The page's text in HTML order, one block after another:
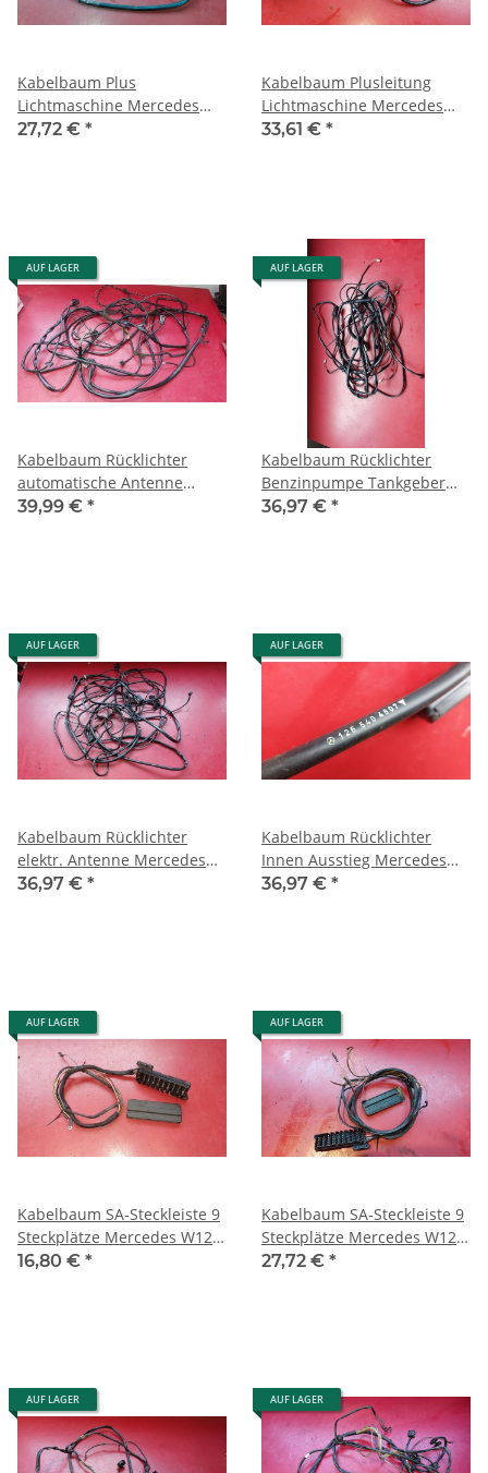
Kabelbaum Plus
Lichtmaschine Mercedes
W126 260 300 SE SEL
27,72 € *
Kabelbaum Plusleitung
Lichtmaschine Mercedes
W126 280 S SE SEL
33,61 € *
AUF LAGER
Kabelbaum Rücklichter
automatische Antenne
Mercedes W126 SE SEL
39,99 € *
AUF LAGER
Kabelbaum Rücklichter
Benzinpumpe Tankgeber
Antenne Mercedes W126
36,97 € *
AUF LAGER
Kabelbaum Rücklichter
elektr. Antenne Mercedes
W126 SE SEL SEC RHD
36,97 € *
AUF LAGER
Kabelbaum Rücklichter
Innen Ausstieg Mercedes
W126 SE SEL 1265405407
36,97 € *
AUF LAGER
Kabelbaum SA-Steckleiste 9
Steckplätze Mercedes W124
W126 SE SEL SEC
16,80 € *
AUF LAGER
Kabelbaum SA-Steckleiste 9
Steckplätze Mercedes W126
SE SEL SEC RHD 1245400869
27,72 € *
AUF LAGER AUF LAGER